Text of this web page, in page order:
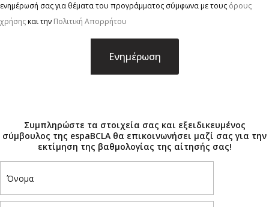
ενημέρωσή σας για θέματα του προγράμματος σύμφωνα με τους όρους
χρήσηςκαι την Πολιτική Απορρήτου
Συμπληρώστε τα στοιχεία σας και εξειδικευμένος
σύμβουλος της espaBCLA θα επικοινωνήσει μαζί σας για την
εκτίμηση της βαθμολογίας της αίτησής σας!